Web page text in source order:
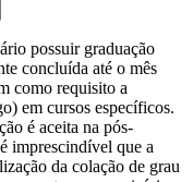
possuir graduação
concluída até o mês
como requisito a
em cursos específicos.
é aceita na pós-
imprescindível que a
da colação de grau